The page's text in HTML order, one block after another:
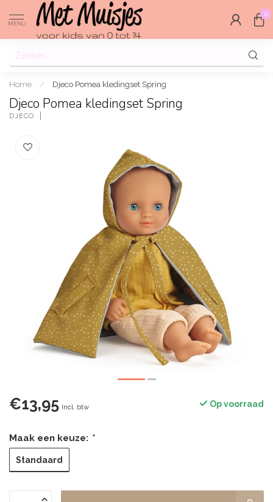
MENU
0
Home / Djeco Pomea kledingset Spring
Djeco Pomea kledingset Spring
DJECO
€13,95 Incl. btw Op voorraad
Maak een keuze: *
Standaard